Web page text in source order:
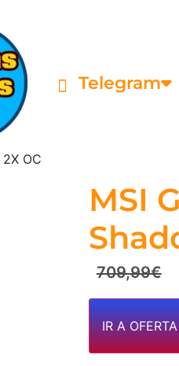
Telegram
OC
MSI
709,99€
IR A OFERTA